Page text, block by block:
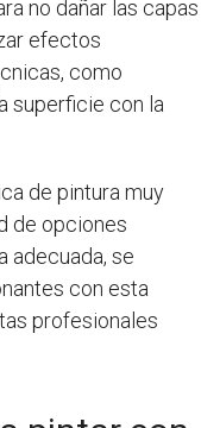
no dañar las capas
efectos
como
superficie con la
de pintura muy
de opciones
adecuada, se
con esta
profesionales